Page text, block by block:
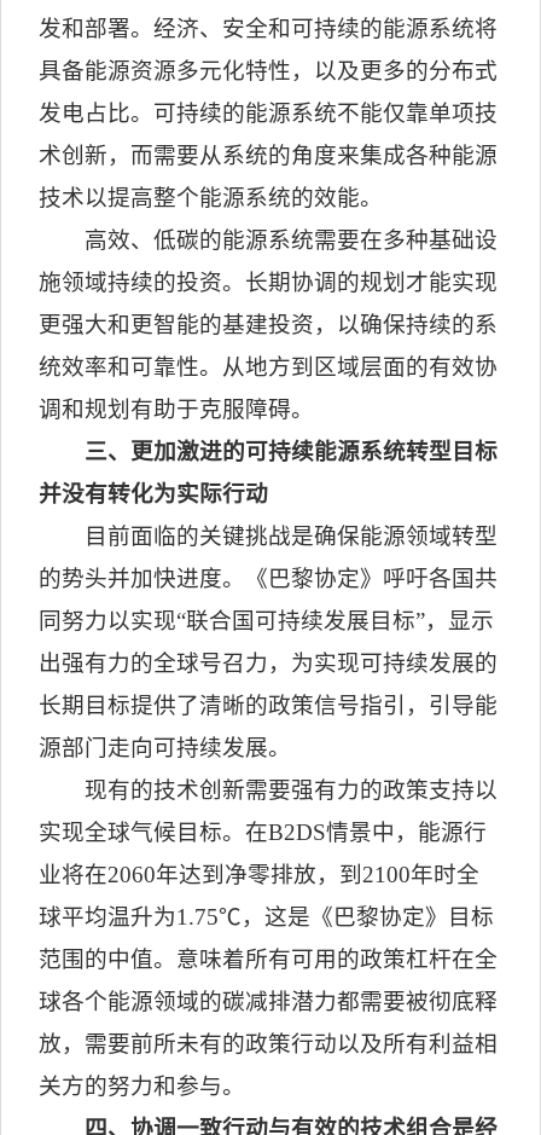
发和部署。经济、安全和可持续的能源系统将
具备能源资源多元化特性，以及更多的分布式
发电占比。可持续的能源系统不能仅靠单项技
术创新，而需要从系统的角度来集成各种能源
技术以提高整个能源系统的效能。
高效、低碳的能源系统需要在多种基础设
施领域持续的投资。长期协调的规划才能实现
更强大和更智能的基建投资，以确保持续的系
统效率和可靠性。从地方到区域层面的有效协
调和规划有助于克服障碍。
三、更加激进的可持续能源系统转型目标
并没有转化为实际行动
目前面临的关键挑战是确保能源领域转型
的势头并加快进度。《巴黎协定》呼吁各国共
同努力以实现“联合国可持续发展目标”，显示
出强有力的全球号召力，为实现可持续发展的
长期目标提供了清晰的政策信号指引，引导能
源部门走向可持续发展。
现有的技术创新需要强有力的政策支持以
实现全球气候目标。在B2DS情景中，能源行
业将在2060年达到净零排放，到 2100年时全
球平均温升为1.75℃，这是《巴黎协定》目标
范围的中值。意味着所有可用的政策杠杆在全
球各个能源领域的碳减排潜力都需要被彻底释
放，需要前所未有的政策行动以及所有利益相
关方的努力和参与。
四、协调一致行动与有效的技术组合是经